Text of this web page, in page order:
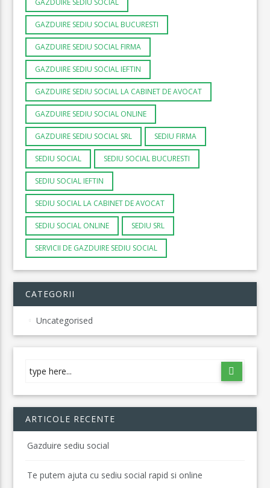
GAZDUIRE SEDIU SOCIAL
GAZDUIRE SEDIU SOCIAL BUCURESTI
GAZDUIRE SEDIU SOCIAL FIRMA
GAZDUIRE SEDIU SOCIAL IEFTIN
GAZDUIRE SEDIU SOCIAL LA CABINET DE AVOCAT
GAZDUIRE SEDIU SOCIAL ONLINE
GAZDUIRE SEDIU SOCIAL SRL SEDIU FIRMA
SEDIU SOCIAL SEDIU SOCIAL BUCURESTI
SEDIU SOCIAL IEFTIN
SEDIU SOCIAL LA CABINET DE AVOCAT
SEDIU SOCIAL ONLINE SEDIU SRL
SERVICII DE GAZDUIRE SEDIU SOCIAL
CATEGORII
Uncategorised
ARTICOLE RECENTE
Gazduire sediu social
Te putem ajuta cu sediu social rapid si online